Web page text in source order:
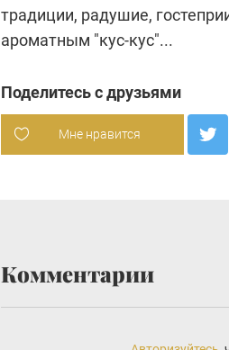
традиции, радушие,
ароматным "кус-кус"...
Поделитесь с друзьями
Мне нравится
Комментарии